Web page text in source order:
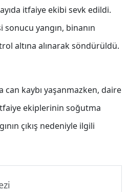
itfaiye ekibi sevk edildi.
sonucu yangın, binanın
altına alınarak söndürüldü.
can kaybı yaşanmazken, daire
ekiplerinin soğutma
çıkış nedeniyle ilgili